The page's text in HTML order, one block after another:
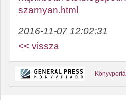
szarnyan.html
2016-11-07 12:02:31
<< vissza
Könyvportál